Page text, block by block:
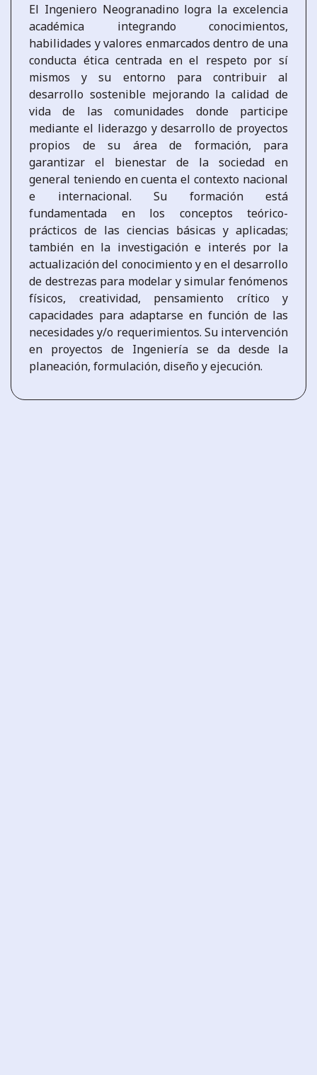
El Ingeniero Neogranadino logra la excelencia
académica integrando conocimientos,
habilidades y valores enmarcados dentro de una
conducta ética centrada en el respeto por sí
mismos y su entorno para contribuir al
desarrollo sostenible mejorando la calidad de
vida de las comunidades donde participe
mediante el liderazgo y desarrollo de proyectos
propios de su área de formación, para
garantizar el bienestar de la sociedad en
general teniendo en cuenta el contexto nacional
e internacional. Su formación está
fundamentada en los conceptos teórico-
prácticos de las ciencias básicas y aplicadas;
también en la investigación e interés por la
actualización del conocimiento y en el desarrollo
de destrezas para modelar y simular fenómenos
físicos, creatividad, pensamiento crítico y
capacidades para adaptarse en función de las
necesidades y/o requerimientos. Su intervención
en proyectos de Ingeniería se da desde la
planeación, formulación, diseño y ejecución.